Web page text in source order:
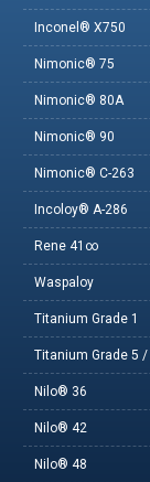
Inconel® X750
Nimonic® 75
Nimonic® 80A
Nimonic® 90
Nimonic® C-263
Incoloy® A-286
Rene 41∞
Waspaloy
Titanium Grade 1
Titanium Grade 5
Nilo® 36
Nilo® 42
Nilo® 48